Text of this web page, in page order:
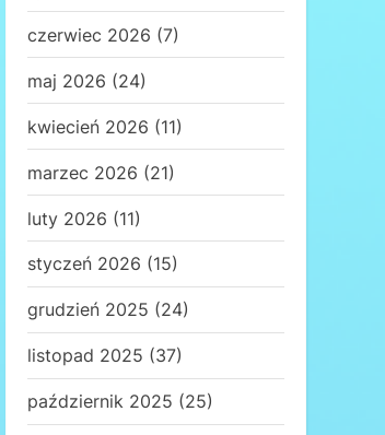
czerwiec 2026 (7)
maj 2026 (24)
kwiecień 2026 (11)
marzec 2026 (21)
luty 2026 (11)
styczeń 2026 (15)
grudzień 2025 (24)
listopad 2025 (37)
październik 2025 (25)